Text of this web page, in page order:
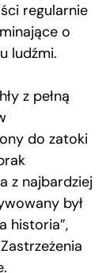
regularnie
o
ludźmi.
z pełną
do zatoki
z najbardziej
był
historia”,